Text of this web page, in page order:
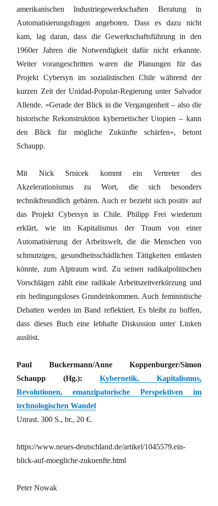
amerikanischen Industriegewerkschaften Beratung in
Automatisierungsfragen angeboten. Dass es dazu nicht
kam, lag daran, dass die Gewerkschaftsführung in den
1960er Jahren die Notwendigkeit dafür nicht erkannte.
Weiter vorangeschritten waren die Planungen für das
Projekt Cybersyn im sozialistischen Chile während der
kurzen Zeit der Unidad-Popular-Regierung unter Salvador
Allende. »Gerade der Blick in die Vergangenheit – also die
historische Rekonstruktion kybernetischer Utopien – kann
den Blick für mögliche Zukünfte schärfen«, betont
Schaupp.
Mit Nick Srnicek kommt ein Vertreter des
Akzelerationismus zu Wort, die sich besonders
technikfreundlich gebären. Auch er bezieht sich positiv auf
das Projekt Cybersyn in Chile. Philipp Frei wiederum
erklärt, wie im Kapitalismus der Traum von einer
Automatisierung der Arbeitswelt, die die Menschen von
schmutzigen, gesundheitsschädlichen Tätigkeiten entlasten
könnte, zum Alptraum wird. Zu seinen radikalpolitischen
Vorschlägen zählt eine radikale Arbeitszeitverkürzung und
ein bedingungsloses Grundeinkommen. Auch feministische
Debatten werden im Band reflektiert. Es bleibt zu hoffen,
dass dieses Buch eine lebhafte Diskussion unter Linken
auslöst.
Paul Buckermann/Anne Koppenburger/Simon
Schaupp (Hg.): Kybernetik, Kapitalismus,
Revolutionen, emanzipatorische Perspektiven im
technologischen Wandel
Unrast. 300 S., br., 20 €.
https://www.neues-deutschland.de/artikel/1045579.ein-
blick-auf-moegliche-zukuenfte.html
Peter Nowak